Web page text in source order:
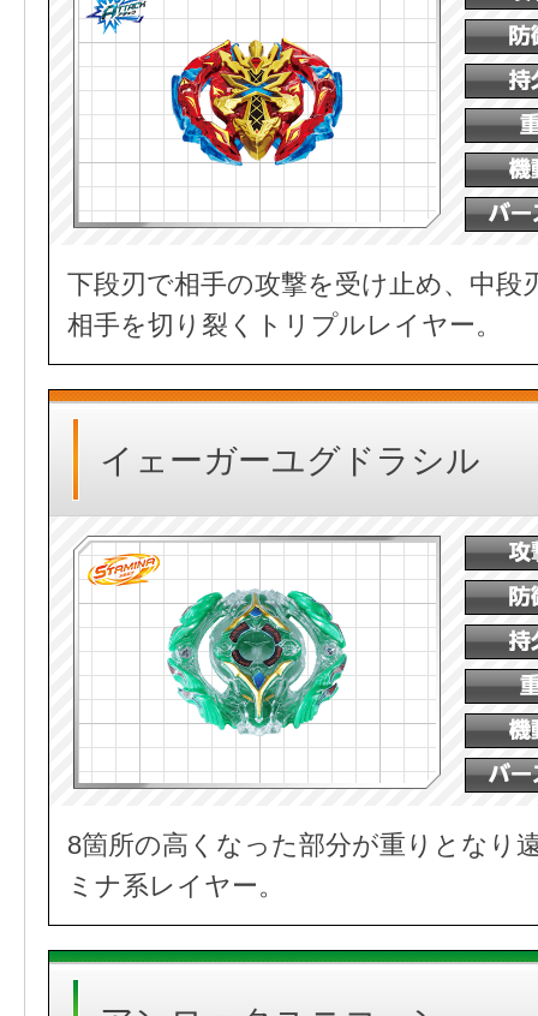
下段刃で相手の攻撃を受け止め、中段
相手を切り裂くトリプルレイヤー。
イェーガーユグドラシル
8箇所の高くなった部分が重りとなり
ミナ系レイヤー。